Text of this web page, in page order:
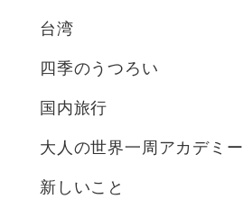
台湾
四季のうつろい
国内旅行
大人の世界一周アカデミー
新しいこと